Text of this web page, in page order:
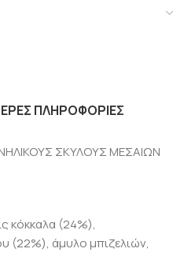
ΠΛΗΡΟΦΟΡΙΕΣ
ΣΚΥΛΟΥΣ ΜΕΣΑΙΩΝ
κόκκαλα (24%),
(22%), άμυλο μπιζελιών,